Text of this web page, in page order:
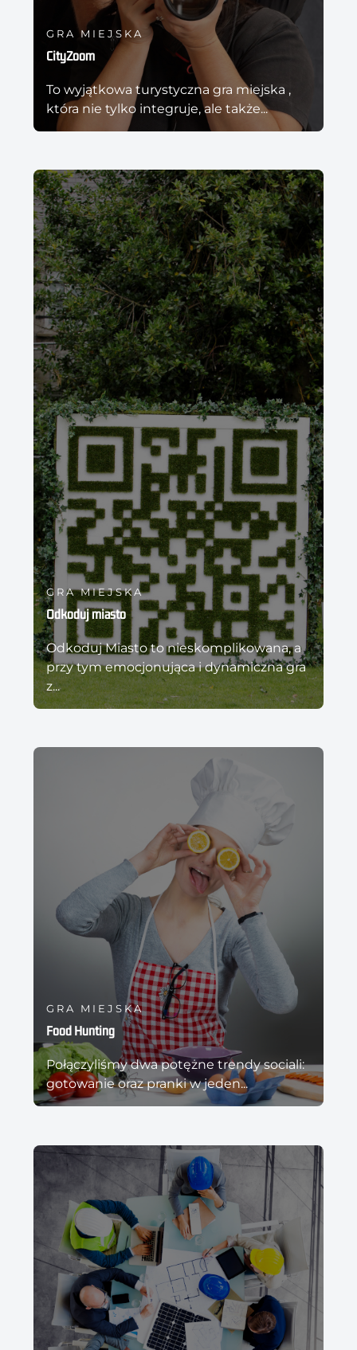
GRA MIEJSKA
CityZoom
To wyjątkowa turystyczna gra miejska ,
która nie tylko integruje, ale także...
GRA MIEJSKA
Odkoduj miasto
Odkoduj Miasto to nieskomplikowana, a
przy tym emocjonująca i dynamiczna gra
z...
GRA MIEJSKA
Food Hunting
Połączyliśmy dwa potężne trendy sociali:
gotowanie oraz pranki w jeden...